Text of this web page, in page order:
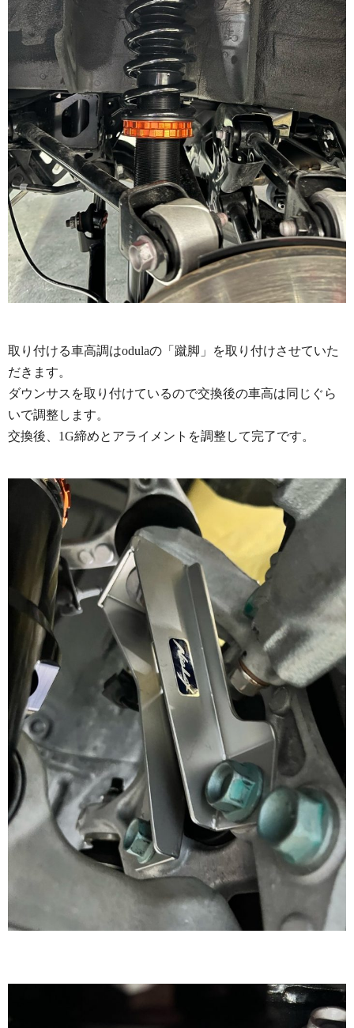
取り付ける車高調はodulaの「蹴脚」を取り付けさせていた
だきます。
ダウンサスを取り付けているので交換後の車高は同じぐら
いで調整します。
交換後、1G締めとアライメントを調整して完了です。